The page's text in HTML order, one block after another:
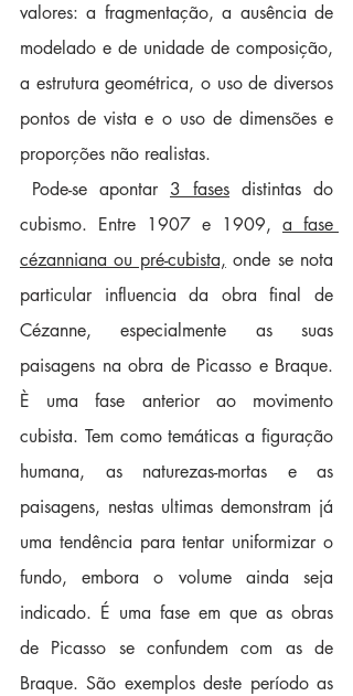
valores: a fragmentação, a ausência de
modelado e de unidade de composição,
a estrutura geométrica, o uso de diversos
pontos de vista e o uso de dimensões e
proporções não realistas.
Pode-se apontar 3 fases distintas do
cubismo. Entre 1907 e 1909, a fase
cézanniana ou pré-cubista, onde se nota
particular influencia da obra final de
Cézanne, especialmente as suas
paisagens na obra de Picasso e Braque.
È uma fase anterior ao movimento
cubista. Tem como temáticas a figuração
humana, as naturezas-mortas e as
paisagens, nestas ultimas demonstram já
uma tendência para tentar uniformizar o
fundo, embora o volume ainda seja
indicado. É uma fase em que as obras
de Picasso se confundem com as de
Braque. São exemplos deste período as